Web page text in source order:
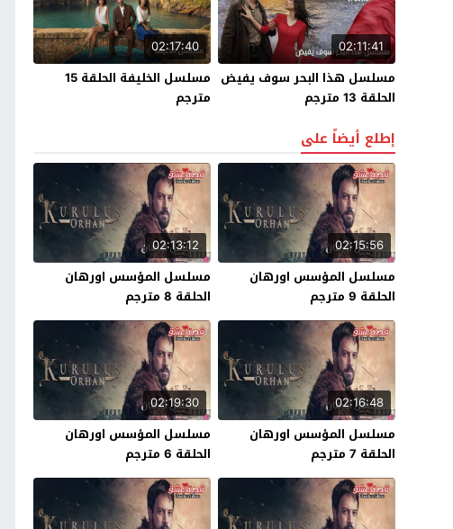
02:11:41
مسلسل هذا البحر سوف يفيض
الحلقة 13 مترجم
02:17:40
مسلسل الخليفة الحلقة 15
مترجم
إطلع أيضاً على
02:15:56
مسلسل المؤسس اورهان
الحلقة 9 مترجم
02:13:12
مسلسل المؤسس اورهان
الحلقة 8 مترجم
02:16:48
مسلسل المؤسس اورهان
الحلقة 7 مترجم
02:19:30
مسلسل المؤسس اورهان
الحلقة 6 مترجم